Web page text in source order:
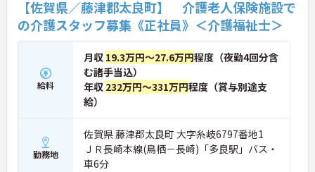
【佐賀県／藤津郡太良町】 介護老人保険施設で
の介護スタッフ募集《正社員》＜介護福祉士＞
給料
月収 19.3万円～27.6万円程度（夜勤4回分含
む諸手当込）
年収 232万円～331万円程度（賞与別途支
給）
勤務地
佐賀県 藤津郡太良町 大字糸岐6797番地1
ＪＲ長崎本線(鳥栖－長崎)「多良駅」バス・
車6分